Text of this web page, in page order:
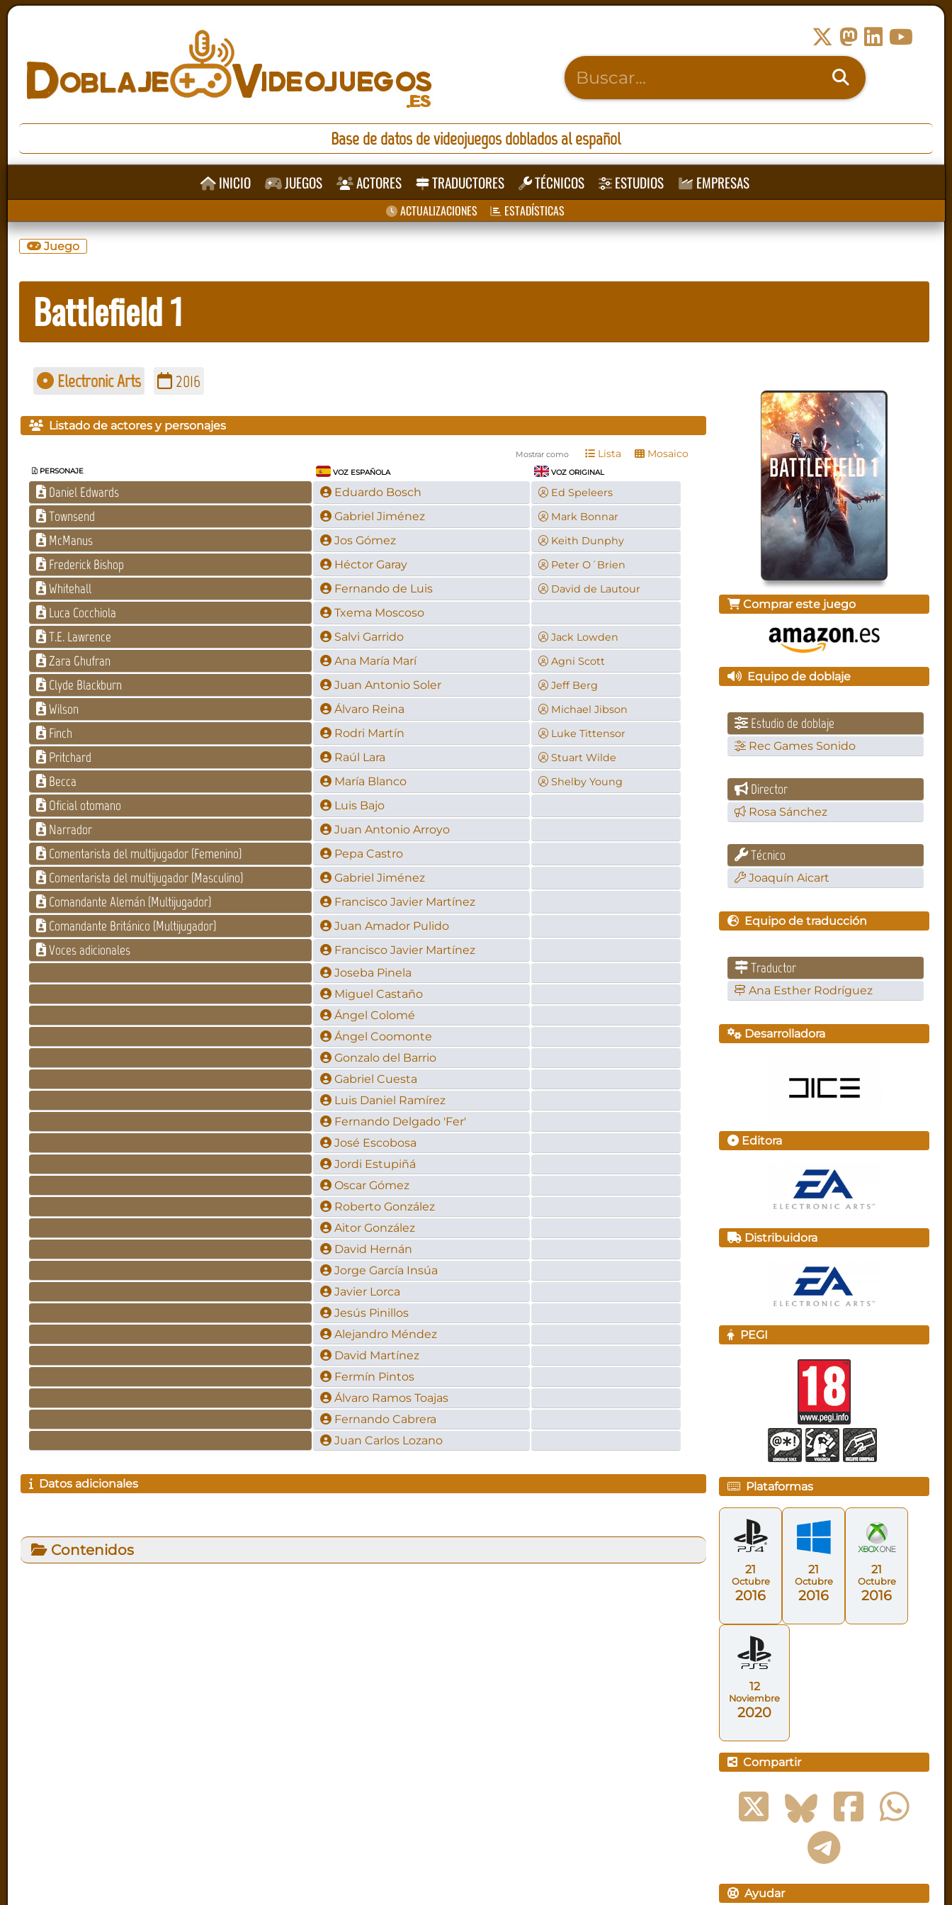
Base de datos de videojuegos doblados al español
INICIO JUEGOS ACTORES TRADUCTORES TÉCNICOS ESTUDIOS EMPRESAS
ACTUALIZACIONES ESTADÍSTICAS
Juego
Battlefield 1
Electronic Arts 2016
Listado de actores y personajes
Mostrar como Lista Mosaico
PERSONAJE VOZ ESPAÑOLA VOZ ORIGINAL
Daniel Edwards Eduardo Bosch Ed Speleers
Townsend Gabriel Jiménez Mark Bonnar
McManus Jos Gómez Keith Dunphy
Frederick Bishop Héctor Garay Peter O´Brien
Whitehall Fernando de Luis David de Lautour
Luca Cocchiola Txema Moscoso
T.E. Lawrence Salvi Garrido Jack Lowden
Zara Ghufran Ana María Marí Agni Scott
Clyde Blackburn Juan Antonio Soler Jeff Berg
Wilson Álvaro Reina Michael Jibson
Finch Rodri Martín Luke Tittensor
Pritchard Raúl Lara Stuart Wilde
Becca María Blanco Shelby Young
Oficial otomano Luis Bajo
Narrador Juan Antonio Arroyo
Comentarista del multijugador (Femenino) Pepa Castro
Comentarista del multijugador (Masculino) Gabriel Jiménez
Comandante Alemán (Multijugador) Francisco Javier Martínez
Comandante Británico (Multijugador) Juan Amador Pulido
Voces adicionales
Francisco Javier Martínez
Joseba Pinela
Miguel Castaño
Ángel Colomé
Ángel Coomonte
Gonzalo del Barrio
Gabriel Cuesta
Luis Daniel Ramírez
Fernando Delgado 'Fer'
José Escobosa
Jordi Estupiñá
Oscar Gómez
Roberto González
Aitor González
David Hernán
Jorge García Insúa
Javier Lorca
Jesús Pinillos
Alejandro Méndez
David Martínez
Fermín Pintos
Álvaro Ramos Toajas
Fernando Cabrera
Juan Carlos Lozano
Datos adicionales
Contenidos
Comprar este juego
Equipo de doblaje
Estudio de doblaje
Rec Games Sonido
Director
Rosa Sánchez
Técnico
Joaquín Aicart
Equipo de traducción
Traductor
Ana Esther Rodríguez
Desarrolladora
Editora
Distribuidora
PEGI
Plataformas
21
Octubre
2016
21
Octubre
2016
21
Octubre
2016
12
Noviembre
2020
Compartir
Ayudar